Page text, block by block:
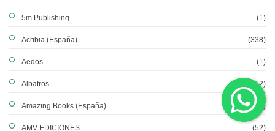
5m Publishing (1)
Acribia (España) (338)
Aedos (1)
Albatros (12)
Amazing Books (España) (12)
AMV EDICIONES (52)